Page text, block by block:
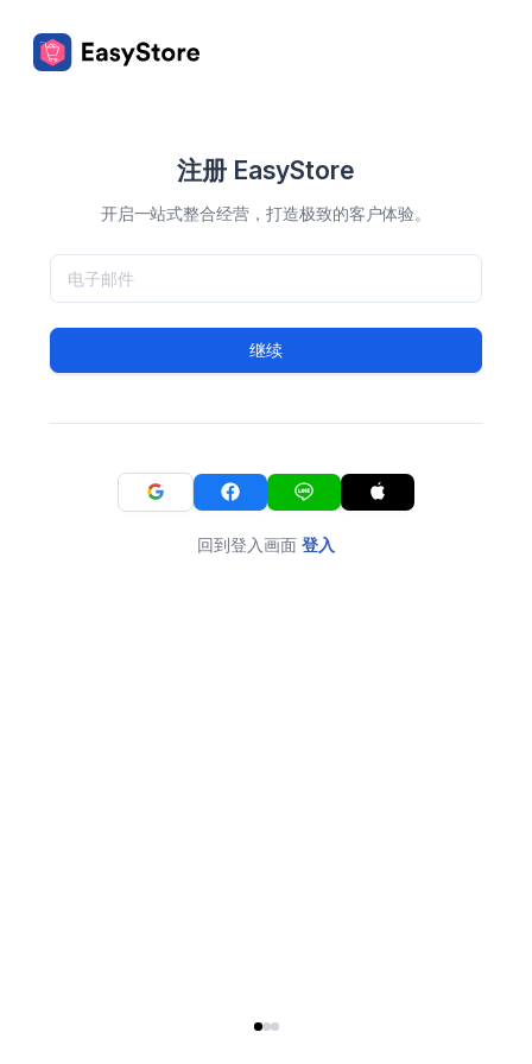
注册 EasyStore
开启一站式整合经营，打造极致的客户体验。
继续
回到登入画面 登入